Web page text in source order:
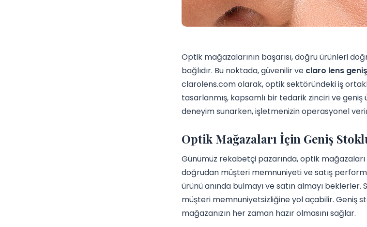
Optik mağazalarının başarısı, doğru ürünleri
bağlıdır. Bu noktada, güvenilir ve claro lens
clarolens.com olarak, optik sektöründeki iş
tasarlanmış, kapsamlı bir tedarik zinciri ve
deneyim sunarken, işletmenizin operasyonel
Optik Mağazaları İçin Geniş
Günümüz rekabetçi pazarında, optik
doğrudan müşteri memnuniyeti ve satış
ürünü anında bulmayı ve satın almayı
müşteri memnuniyetsizliğine yol açabilir. Geniş
mağazanızın her zaman hazır olmasını sağlar.